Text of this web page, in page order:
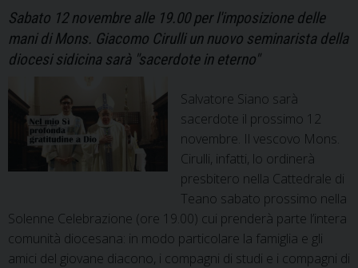
Sabato 12 novembre alle 19.00 per l'imposizione delle
mani di Mons. Giacomo Cirulli un nuovo seminarista della
diocesi sidicina sarà "sacerdote in eterno"
Salvatore Siano sarà
sacerdote il prossimo 12
novembre. Il vescovo Mons.
Cirulli, infatti, lo ordinerà
presbitero nella Cattedrale di
Teano sabato prossimo nella
Solenne Celebrazione (ore 19.00) cui prenderà parte l’intera
comunità diocesana: in modo particolare la famiglia e gli
amici del giovane diacono, i compagni di studi e i compagni di